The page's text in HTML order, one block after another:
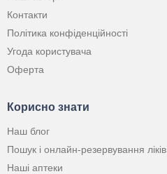
Контакти
Політика конфіденційності
Угода користувача
Оферта
Корисно знати
Наш блог
Пошук і онлайн-резервування ліків
Наші аптеки